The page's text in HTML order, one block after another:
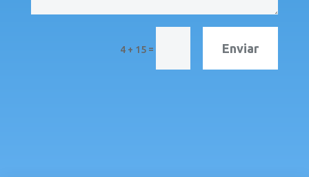
4 + 15 = Enviar